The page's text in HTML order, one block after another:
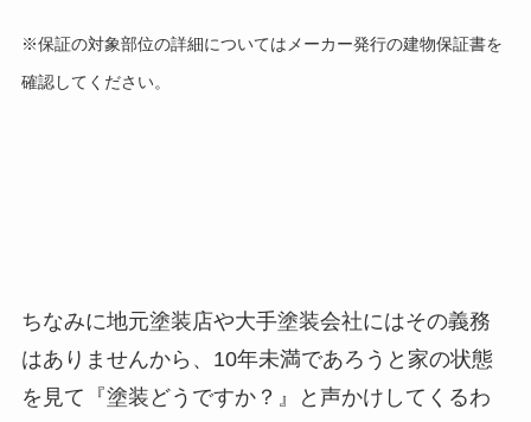
※保証の対象部位の詳細についてはメーカー発行の建物保証書を
確認してください。
ちなみに地元塗装店や大手塗装会社にはその義務
はありませんから、10年未満であろうと家の状態
を見て『塗装どうですか？』と声かけしてくるわ